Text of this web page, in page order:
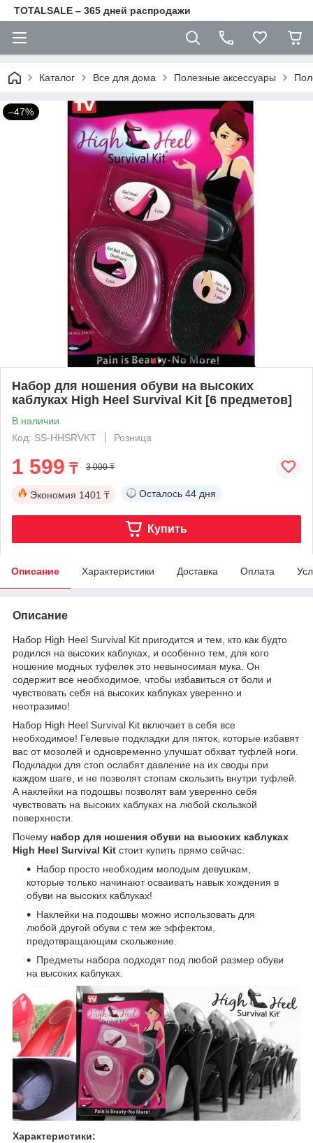
TOTALSALE – 365 дней распродажи
Каталог Все для дома Полезные аксессуары
–47%
Набор для ношения обуви на высоких
каблуках High Heel Survival Kit [6 предметов]
В наличии
Код: SS-HHSRVKT
Розница
1 599 ₸ 3 000 ₸
Экономия 1401 ₸ Осталось 44 дня
Купить
Описание Характеристики Доставка Оплата
Описание
Набор High Heel Survival Kit пригодится и тем, кто как будто
родился на высоких каблуках, и особенно тем, для кого
ношение модных туфелек это невыносимая мука. Он
содержит все необходимое, чтобы избавиться от боли и
чувствовать себя на высоких каблуках уверенно и
неотразимо!
Набор High Heel Survival Kit включает в себя все
необходимое! Гелевые подкладки для пяток, которые избавят
вас от мозолей и одновременно улучшат обхват туфлей ноги.
Подкладки для стоп ослабят давление на их своды при
каждом шаге, и не позволят стопам скользить внутри туфлей.
А наклейки на подошвы позволят вам уверенно себя
чувствовать на высоких каблуках на любой скользкой
поверхности.
Почему набор для ношения обуви на высоких каблуках
High Heel Survival Kit стоит купить прямо сейчас:
Набор просто необходим молодым девушкам,
которые только начинают осваивать навык хождения в
обуви на высоких каблуках!
Наклейки на подошвы можно использовать для
любой другой обуви с тем же эффектом,
предотвращающим скольжение.
Предметы набора подходят под любой размер обуви
на высоких каблуках.
Характеристики: